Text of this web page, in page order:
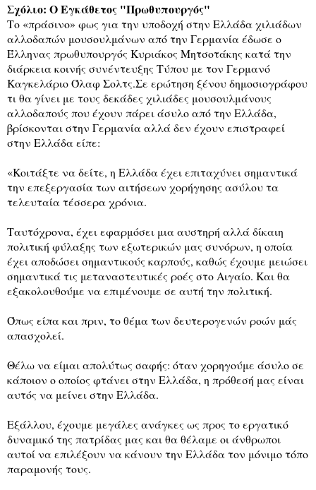
Σχόλιο: Ο Εγκάθετος "Πρωθυπουργός"
Το «πράσινο» φως για την υποδοχή στην Ελλάδα χιλιάδων
αλλοδαπών μουσουλμάνων από την Γερμανία έδωσε ο
Έλληνας πρωθυπουργός Κυριάκος Μητσοτάκης κατά την
διάρκεια κοινής συνέντευξης Τύπου με τον Γερμανό
Καγκελάριο Όλαφ Σολτς.Σε ερώτηση ξένου δημοσιογράφου
τι θα γίνει με τους δεκάδες χιλιάδες μουσουλμάνους
αλλοδαπούς που έχουν πάρει άσυλο από την Ελλάδα,
βρίσκονται στην Γερμανία αλλά δεν έχουν επιστραφεί
στην Ελλάδα είπε:
«Κοιτάξτε να δείτε, η Ελλάδα έχει επιταχύνει σημαντικά
την επεξεργασία των αιτήσεων χορήγησης ασύλου τα
τελευταία τέσσερα χρόνια.
Ταυτόχρονα, έχει εφαρμόσει μια αυστηρή αλλά δίκαιη
πολιτική φύλαξης των εξωτερικών μας συνόρων, η οποία
έχει αποδώσει σημαντικούς καρπούς, καθώς έχουμε μειώσει
σημαντικά τις μεταναστευτικές ροές στο Αιγαίο. Και θα
εξακολουθούμε να επιμένουμε σε αυτή την πολιτική.
Όπως είπα και πριν, το θέμα των δευτερογενών ροών μάς
απασχολεί.
Θέλω να είμαι απολύτως σαφής: όταν χορηγούμε άσυλο σε
κάποιον ο οποίος φτάνει στην Ελλάδα, η πρόθεσή μας είναι
αυτός να μείνει στην Ελλάδα.
Εξάλλου, έχουμε μεγάλες ανάγκες ως προς το εργατικό
δυναμικό της πατρίδας μας και θα θέλαμε οι άνθρωποι
αυτοί να επιλέξουν να κάνουν την Ελλάδα τον μόνιμο τόπο
παραμονής τους.